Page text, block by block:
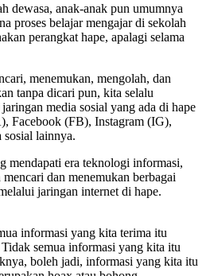
dewasa, anak-anak pun umumnya
proses belajar mengajar di sekolah
perangkat hape, apalagi selama
menemukan, mengolah, dan
tanpa dicari pun, kita selalu
media sosial yang ada di hape
Facebook (FB), Instagram (IG),
sosial lainnya.
mendapati era teknologi informasi,
dan menemukan berbagai
jaringan internet di hape.
informasi yang kita terima itu
semua informasi yang kita itu
boleh jadi, informasi yang kita itu